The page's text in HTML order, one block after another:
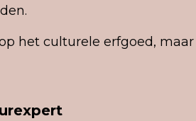
het culturele erfgoed,